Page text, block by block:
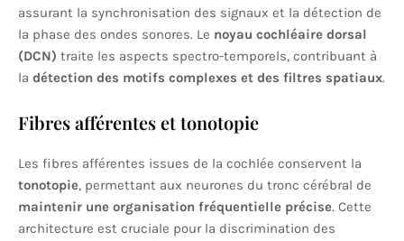
assurant la synchronisation des signaux et la détection de
la phase des ondes sonores. Le noyau cochléaire dorsal
(DCN) traite les aspects spectro-temporels, contribuant à
la détection des motifs complexes et des filtres spatiaux.
Fibres afférentes et tonotopie
Les fibres afférentes issues de la cochlée conservent la
tonotopie, permettant aux neurones du tronc cérébral de
maintenir une organisation fréquentielle précise. Cette
architecture est cruciale pour la discrimination des